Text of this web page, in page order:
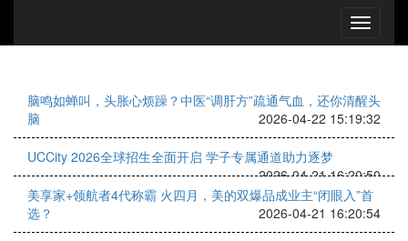
脑鸣如蝉叫，头胀心烦躁？中医“调肝方”疏通气血，还你清醒头
脑
2026-04-22 15:19:32
UCCity 2026全球招生全面开启 学子专属通道助力逐梦
2026-04-21 16:20:50
美享家+领航者4代称霸 火四月，美的双爆品成业主“闭眼入”首
选？
2026-04-21 16:20:54